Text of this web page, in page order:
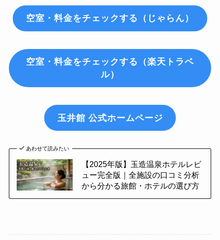
空室・料金をチェックする（じゃらん）
空室・料金をチェックする（楽天トラベ
ル）
玉井館 公式ホームページ
あわせて読みたい
【2025年版】玉造温泉ホテルレビ
ュー完全版｜全施設の口コミ分析
から分かる旅館・ホテルの選び方